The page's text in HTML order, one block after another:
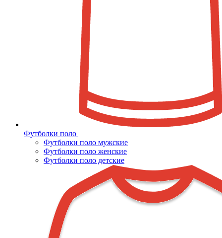
Футболки поло
Футболки поло мужские
Футболки поло женские
Футболки поло детские